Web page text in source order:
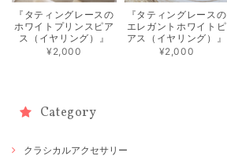
『タティングレースの
ホワイトプリンスピア
ス（イヤリング）』
¥2,000
『タティングレースの
エレガントホワイトピ
アス（イヤリング）』
¥2,000
Category
クラシカルアクセサリー